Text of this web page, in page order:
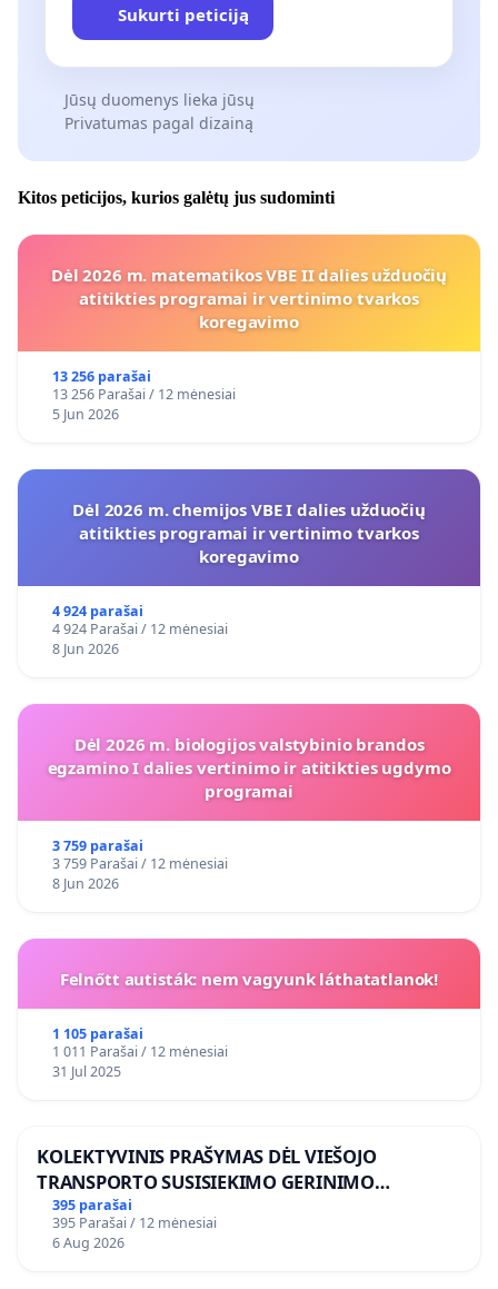
Sukurti peticiją
Jūsų duomenys lieka jūsų
Privatumas pagal dizainą
Kitos peticijos, kurios galėtų jus sudominti
Dėl 2026 m. matematikos VBE II dalies užduočių
atitikties programai ir vertinimo tvarkos
koregavimo
13 256 parašai
13 256 Parašai / 12 mėnesiai
5 Jun 2026
Dėl 2026 m. chemijos VBE I dalies užduočių
atitikties programai ir vertinimo tvarkos
koregavimo
4 924 parašai
4 924 Parašai / 12 mėnesiai
8 Jun 2026
Dėl 2026 m. biologijos valstybinio brandos
egzamino I dalies vertinimo ir atitikties ugdymo
programai
3 759 parašai
3 759 Parašai / 12 mėnesiai
8 Jun 2026
Felnőtt autisták: nem vagyunk láthatatlanok!
1 105 parašai
1 011 Parašai / 12 mėnesiai
31 Jul 2025
KOLEKTYVINIS PRAŠYMAS DĖL VIEŠOJO
TRANSPORTO SUSISIEKIMO GERINIMO
VOSYLIUKŲ KAIME
395 parašai
395 Parašai / 12 mėnesiai
6 Aug 2026